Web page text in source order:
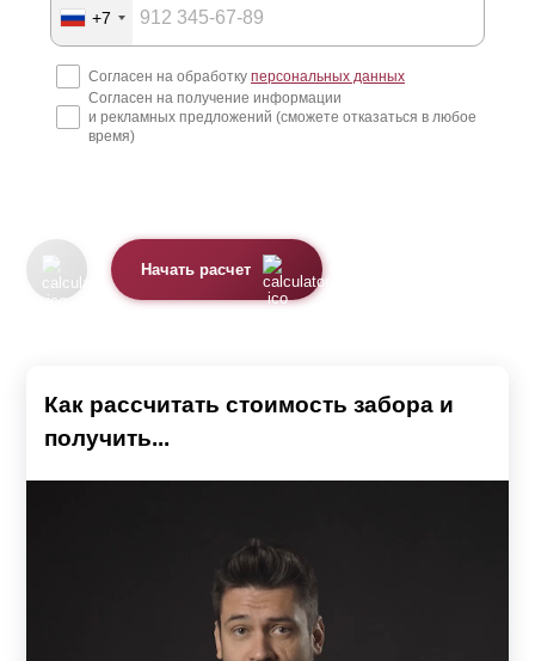
+7
Согласен на обработку персональных данных
Согласен на получение информации
и рекламных предложений (сможете отказаться в любое
время)
Начать расчет
Как рассчитать стоимость забора и
получить...